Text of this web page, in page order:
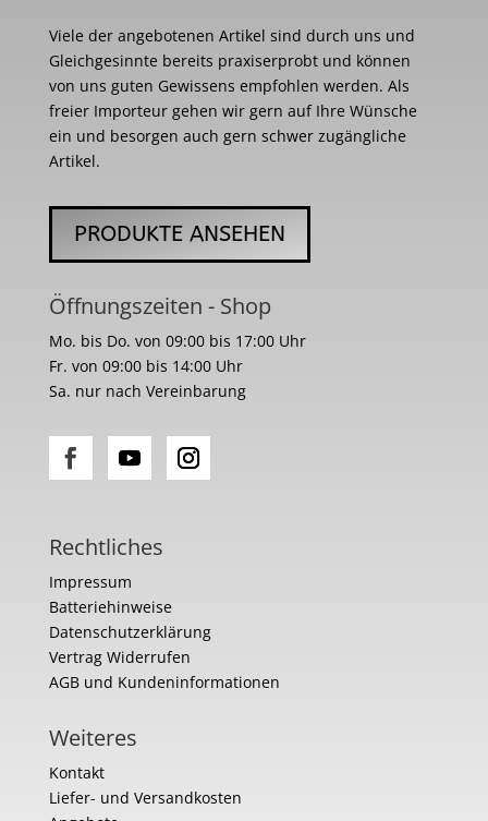
Viele der angebotenen Artikel sind durch uns und
Gleichgesinnte bereits praxiserprobt und können
von uns guten Gewissens empfohlen werden. Als
freier Importeur gehen wir gern auf Ihre Wünsche
ein und besorgen auch gern schwer zugängliche
Artikel.
PRODUKTE ANSEHEN
Öffnungszeiten - Shop
Mo. bis Do. von 09:00 bis 17:00 Uhr
Fr. von 09:00 bis 14:00 Uhr
Sa. nur nach Vereinbarung
Rechtliches
Impressum
Batteriehinweise
Datenschutzerklärung
Vertrag Widerrufen
AGB und Kundeninformationen
Weiteres
Kontakt
Liefer- und Versandkosten